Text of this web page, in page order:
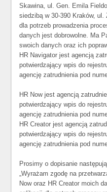
Skawina, ul. Gen. Emila
siedzibą w 30-390 Kraków, ul.
dla potrzeb prowadzenia
danych jest dobrowolne. Ma
swoich danych oraz ich
HR Navigator jest agencją
potwierdzający wpis do
agencję zatrudnienia pod
HR Now jest agencją
potwierdzający wpis do
agencję zatrudnienia pod
HR Creator jest agencją
potwierdzający wpis do
agencję zatrudnienia pod
Prosimy o dopisanie
„Wyrażam zgodę na
Now oraz HR Creator moich